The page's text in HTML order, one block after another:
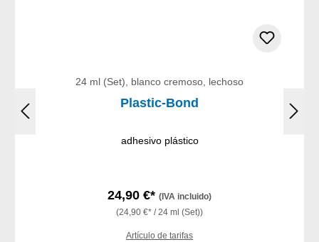
24 ml (Set), blanco cremoso, lechoso
Plastic-Bond
adhesivo plástico
24,90 €* (IVA incluido)
(24,90 €* / 24 ml (Set))
Artículo de tarifas